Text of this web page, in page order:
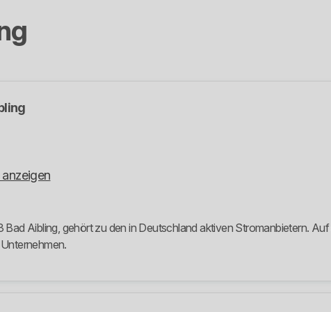
Aibling, gehört zu den in Deutschland aktiven Stromanbietern.